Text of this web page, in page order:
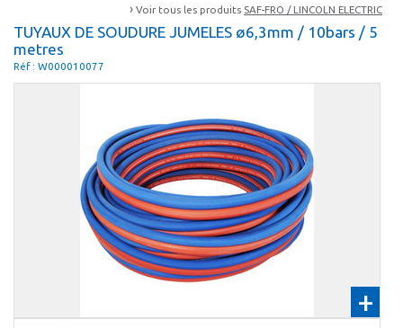
› Voir tous les produits SAF-FRO / LINCOLN ELECTRIC
TUYAUX DE SOUDURE JUMELES ø6,3mm / 10bars / 5
metres
Réf : W000010077
+